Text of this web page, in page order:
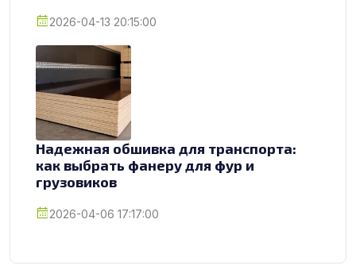
2026-04-13 20:15:00
Надежная обшивка для транспорта:
как выбрать фанеру для фур и
грузовиков
2026-04-06 17:17:00